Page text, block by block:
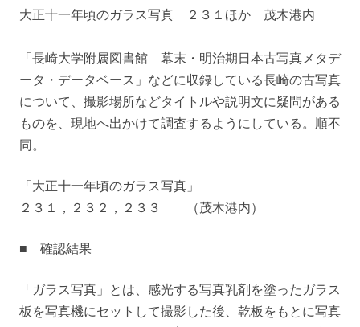
大正十一年頃のガラス写真 ２３１ほか 茂木港内
「長崎大学附属図書館 幕末・明治期日本古写真メタデ
ータ・データベース」などに収録している長崎の古写真
について、撮影場所などタイトルや説明文に疑問がある
ものを、現地へ出かけて調査するようにしている。順不
同。
「大正十一年頃のガラス写真」
２３１，２３２，２３３ （茂木港内）
■ 確認結果
「ガラス写真」とは、感光する写真乳剤を塗ったガラス
板を写真機にセットして撮影した後、乾板をもとに写真